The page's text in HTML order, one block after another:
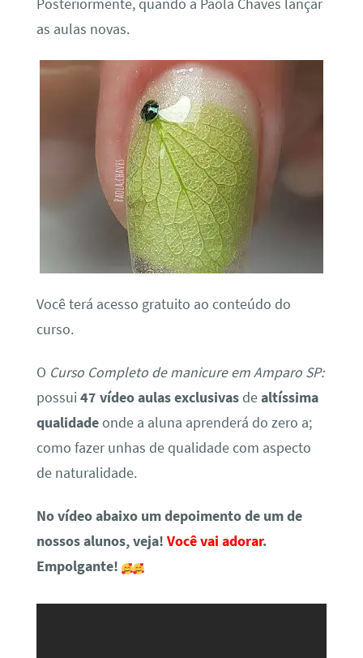
Posteriormente, quando a Paola Chaves lançar
as aulas novas.
Você terá acesso gratuito ao conteúdo do
curso.
O Curso Completo de manicure em Amparo SP:
possui 47 vídeo aulas exclusivasdealtíssima
qualidadeonde a aluna aprenderá do zero a;
como fazer unhas de qualidade com aspecto
de naturalidade.
No vídeo abaixo um depoimento de um de
nossos alunos, veja! Você vai adorar.
Empolgante!